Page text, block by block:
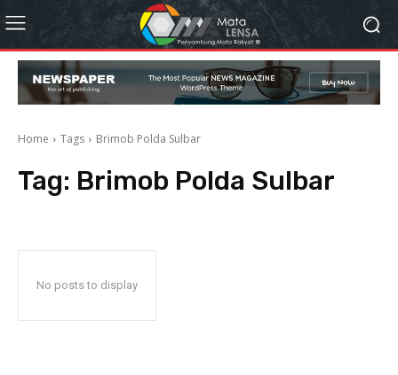
Home Tags Brimob Polda Sulbar
Tag: Brimob Polda Sulbar
No posts to display